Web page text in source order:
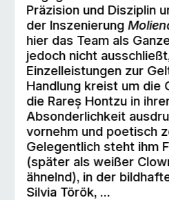
Präzision und Disziplin
der Inszenierung
hier das Team als
jedoch nicht
Einzelleistungen zur
Handlung kreist um die
die Rareș Hontzu in
Absonderlichkeit
vornehm und poetisch
Gelegentlich steht ihm
(später als weißer
ähnelnd), in der
Silvia Török, …